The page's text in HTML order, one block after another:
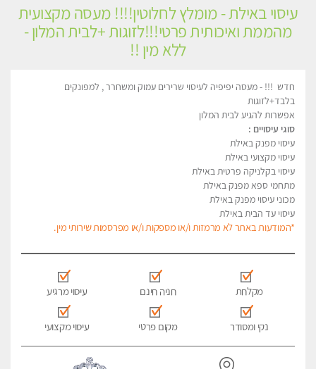
עיסוי באילת - מומלץ לחלוטין!!!! מעסה מקצועית
מהממת ואיכותית פרטי!!!לזוגות +לבית המלון -
ללא מין !!
חדש !!! - מעסה יפיפיה לעיסוי שרירים עמוק ומשחרר , למפונקים
בלבד+לזוגות
אפשרות להגיע לבית המלון
סוגי עיסויים :
עיסוי מפנק באילת
עיסוי מקצועי באילת
עיסוי בקלניקה פרטית באילת
מתחמי ספא מפנק באילת
מכוני עיסוי מפנק באילת
עיסוי עד הבית באילת
*המודעות באתר לא מרמזות ו/או מספקות ו/או מפרסמות שירותי מין.
מקלחת חניה חינם עיסוי מרגיע
נקי ומסודר מקום פרטי עיסוי מקצועי